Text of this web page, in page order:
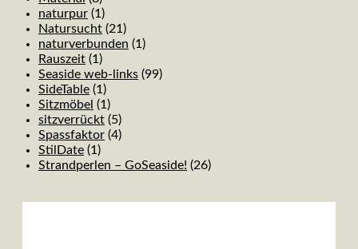
naturpur (1)
Natursucht (21)
naturverbunden (1)
Rauszeit (1)
Seaside web-links (99)
SideTable (1)
Sitzmöbel (1)
sitzverrückt (5)
Spassfaktor (4)
StilDate (1)
Strandperlen – GoSeaside! (26)